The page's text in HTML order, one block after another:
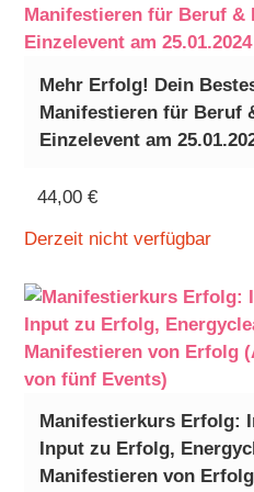
Mehr Erfolg! Dein
Manifestieren für Beruf
Einzelevent am
44,00€
Derzeit nicht verfügbar
Manifestierkurs Erfolg:
Input zu Erfolg,
Manifestieren von